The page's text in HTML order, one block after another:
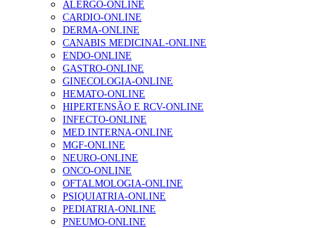
Enfermagem Forense. “Da urgência ao tribunal, cada
gesto conta e cada profissional faz a diferença”
203 visualizações
1.º Episódio do Podcast “Frequência Cardio – Sintoniza-
te na Insuficiência Cardíaca” da Bayer
169 visualizações
Alguns milhares de utentes podem ficar sem médico de
família com nova regras do registo, alerta associação
132 visualizações
ALERGO-ONLINE
CARDIO-ONLINE
DERMA-ONLINE
CANABIS MEDICINAL-ONLINE
ENDO-ONLINE
GASTRO-ONLINE
GINECOLOGIA-ONLINE
HEMATO-ONLINE
HIPERTENSÃO E RCV-ONLINE
INFECTO-ONLINE
MED.INTERNA-ONLINE
MGF-ONLINE
NEURO-ONLINE
ONCO-ONLINE
OFTALMOLOGIA-ONLINE
PSIQUIATRIA-ONLINE
PEDIATRIA-ONLINE
PNEUMO-ONLINE